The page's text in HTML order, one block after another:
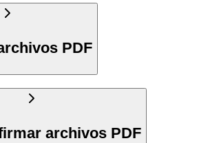
PDF
archivos PDF